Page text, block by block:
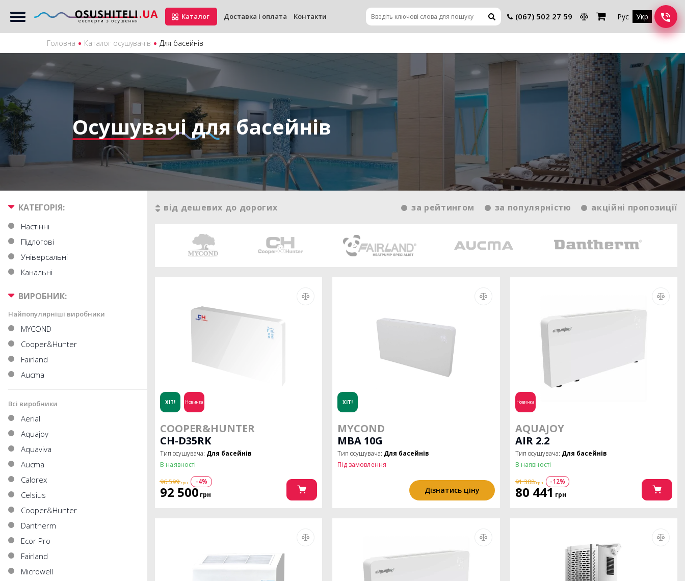
Каталог Доставка і оплата Контакти (067) 502 27 59 Рус Укр
Головна Каталог осушувачів Для басейнів
Осушувачі для басейнів
КАТЕГОРІЯ:
Настінні
Підлогові
Універсальні
Канальні
ВИРОБНИК:
Найпопулярніші виробники
MYCOND
Cooper&Hunter
Fairland
Aucma
Всі виробники
Aerial
Aquajoy
Aquaviva
Aucma
Calorex
Celsius
Cooper&Hunter
Dantherm
Ecor Pro
Fairland
Microwell
від дешевих до дорогих за рейтингом за популярністю акційні пропозиції
ХІТ! Новинка
COOPER&HUNTER
CH-D35RK
Тип осушувача: Для басейнів
В наявності
96 599 грн -4%
92 500грн
ХІТ!
MYCOND
MBA 10G
Тип осушувача: Для басейнів
Під замовлення
Дізнатись ціну
Новинка
AQUAJOY
AIR 2.2
Тип осушувача: Для басейнів
В наявності
91 308грн -12%
80 441грн